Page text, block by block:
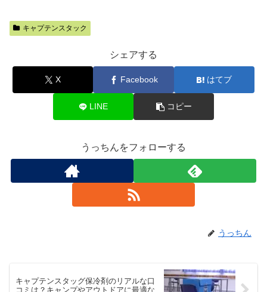
キャプテンスタック
シェアする
X Facebook はてブ
LINE コピー
うっちんをフォローする
うっちん
キャプテンスタッグ保冷剤のリアルな口
コミは？キャンプやアウトドアに最適な